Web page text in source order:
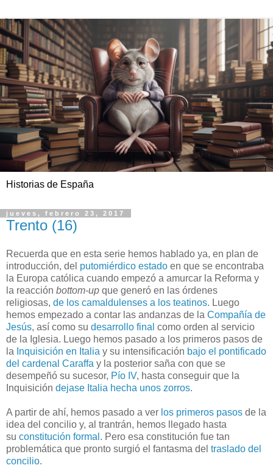
Historias de España
jueves, febrero 23, 2017
Trento (16)
Recuerda que en esta serie hemos hablado ya, en plan de
introducción, del putomiérdico estado en que se encontraba
la Europa católica cuando empezó a amurcar la Reforma y
la reacción bottom-up que generó en las órdenes
religiosas, de los camaldulenses a los teatinos. Luego
hemos empezado a contar las andanzas de la Compañía de
Jesús, así como su desarrollo final como orden al servicio
de la Iglesia. Luego hemos pasado a los primeros pasos de
la Inquisición en Italia y su intensificación bajo el pontificado
del cardenal Caraffa y la posterior saña con que se
desempeñó su sucesor, Pío IV, hasta conseguir que la
Inquisición dejase Italia hecha unos zorros.
A partir de ahí, hemos pasado a ver los primeros pasos de la
idea del concilio y, al trantrán, hemos llegado hasta
su constitución formal . Pero esa constitución fue tan
problemática que pronto surgió el fantasma del traslado del
concilio.